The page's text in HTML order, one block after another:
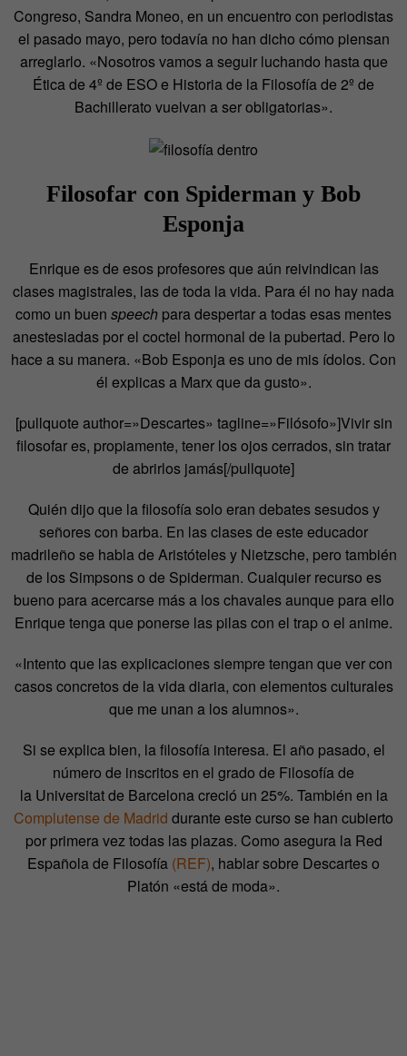
Congreso, Sandra Moneo, en un encuentro con periodistas
el pasado mayo, pero todavía no han dicho cómo piensan
arreglarlo. «Nosotros vamos a seguir luchando hasta que
Ética de 4º de ESO e Historia de la Filosofía de 2º de
Bachillerato vuelvan a ser obligatorias».
Filosofar con Spiderman y Bob
Esponja
Enrique es de esos profesores que aún reivindican las
clases magistrales, las de toda la vida. Para él no hay nada
como un buen speech para despertar a todas esas mentes
anestesiadas por el coctel hormonal de la pubertad. Pero lo
hace a su manera. «Bob Esponja es uno de mis ídolos. Con
él explicas a Marx que da gusto».
[pullquote author=»Descartes» tagline=»Filósofo»]Vivir sin
filosofar es, propiamente, tener los ojos cerrados, sin tratar
de abrirlos jamás[/pullquote]
Quién dijo que la filosofía solo eran debates sesudos y
señores con barba. En las clases de este educador
madrileño se habla de Aristóteles y Nietzsche, pero también
de los Simpsons o de Spiderman. Cualquier recurso es
bueno para acercarse más a los chavales aunque para ello
Enrique tenga que ponerse las pilas con el trap o el anime.
«Intento que las explicaciones siempre tengan que ver con
casos concretos de la vida diaria, con elementos culturales
que me unan a los alumnos».
Si se explica bien, la filosofía interesa. El año pasado, el
número de inscritos en el grado de Filosofía de
la Universitat de Barcelona creció un 25%. También en la
Complutense de Madrid durante este curso se han cubierto
por primera vez todas las plazas. Como asegura la Red
Española de Filosofía (REF), hablar sobre Descartes o
Platón «está de moda».